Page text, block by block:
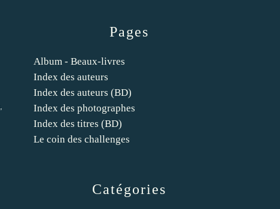
Catégories
Pages
Album - Beaux-livres
Index des auteurs
Index des auteurs (BD)
Index des photographes
Index des titres (BD)
Le coin des challenges